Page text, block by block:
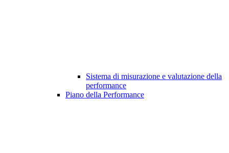
Sistema di misurazione e valutazione della
performance
Piano della Performance